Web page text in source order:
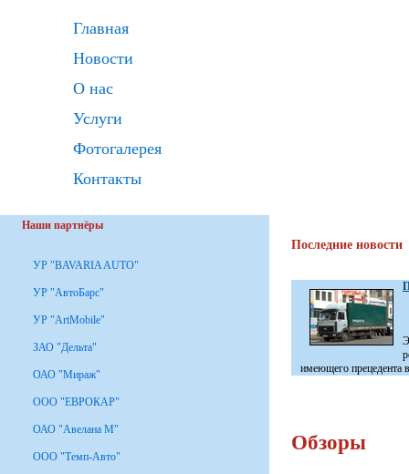
Главная
Новости
О нас
Услуги
Фотогалерея
Контакты
Наши партнёры
УР "BAVARIA AUTO"
УР "АвтоБарс"
УР "ArtMobile"
ЗАО "Дельта"
ОАО "Мираж"
ООО "ЕВРОКАР"
ОАО "Авелана М"
ООО "Темп-Авто"
Последние новости
имеющего прецедента
Обзоры